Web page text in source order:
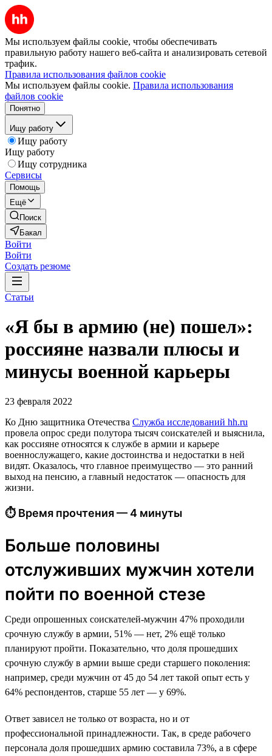
Мы используем файлы cookie, чтобы обеспечивать
правильную работу нашего веб-сайта и анализировать сетевой
трафик.
Правила использования файлов cookie
Мы используем файлы cookie. Правила использования
файлов cookie
Понятно
Ищу работу
Ищу работу
Ищу работу
Ищу сотрудника
Сервисы
Помощь
Ещё
Поиск
Бакал
Войти
Войти
Создать резюме
Статьи
«Я бы в армию (не) пошел»:
россияне назвали плюсы и
минусы военной карьеры
23 февраля 2022
Ко Дню защитника Отечества Служба исследований hh.ru
провела опрос среди полутора тысяч соискателей и выяснила,
как россияне относятся к службе в армии и карьере
военнослужащего, какие достоинства и недостатки в ней
видят. Оказалось, что главное преимущество — это ранний
выход на пенсию, а главный недостаток — опасность для
жизни.
⏱ Время прочтения — 4 минуты
Больше половины
отслуживших мужчин хотели
пойти по военной стезе
Среди опрошенных соискателей-мужчин 47% проходили
срочную службу в армии, 51% — нет, 2% ещё только
планируют пройти. Показательно, что доля прошедших
срочную службу в армии выше среди старшего поколения:
например, среди мужчин от 45 до 54 лет такой опыт есть у
64% респондентов, старше 55 лет — у 69%.
Ответ зависел не только от возраста, но и от
профессиональной принадлежности. Так, в среде рабочего
персонала доля прошедших армию составила 73%, а в сфере